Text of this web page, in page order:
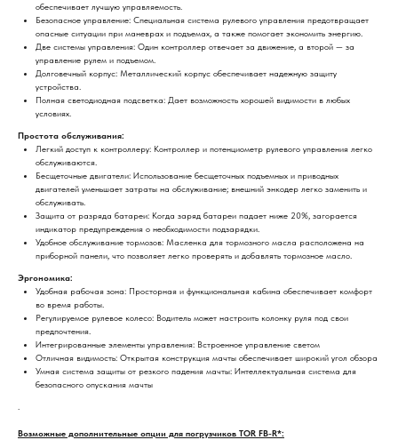
обеспечивает лучшую управляемость.
Безопасное управление: Специальная система рулевого управления предотвращает
опасные ситуации при маневрах и подъемах, а также помогает экономить энергию.
Две системы управления: Один контроллер отвечает за движение, а второй — за
управление рулем и подъемом.
Долговечный корпус: Металлический корпус обеспечивает надежную защиту
устройства.
Полная светодиодная подсветка: Дает возможность хорошей видимости в любых
условиях.
Простота обслуживания:
Легкий доступ к контроллеру: Контроллер и потенциометр рулевого управления легко
обслуживаются.
Бесщеточные двигатели: Использование бесщеточных подъемных и приводных
двигателей уменьшает затраты на обслуживание; внешний энкодер легко заменить и
обслуживать.
Защита от разряда батареи: Когда заряд батареи падает ниже 20%, загорается
индикатор предупреждения о необходимости подзарядки.
Удобное обслуживание тормозов: Масленка для тормозного масла расположена на
приборной панели, что позволяет легко проверять и добавлять тормозное масло.
Эргономика:
Удобная рабочая зона: Просторная и функциональная кабина обеспечивает комфорт
во время работы.
Регулируемое рулевое колесо: Водитель может настроить колонку руля под свои
предпочтения.
Интегрированные элементы управления: Встроенное управление светом
Отличная видимость: Открытая конструкция мачты обеспечивает широкий угол обзора
Умная система защиты от резкого падения мачты: Интеллектуальная система для
безопасного опускания мачты
Возможные дополнительные опции для погрузчиков TOR FB-R*: